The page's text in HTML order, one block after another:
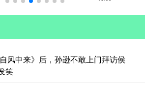
风中来》后，孙逊不敢上门拜访侯
笑